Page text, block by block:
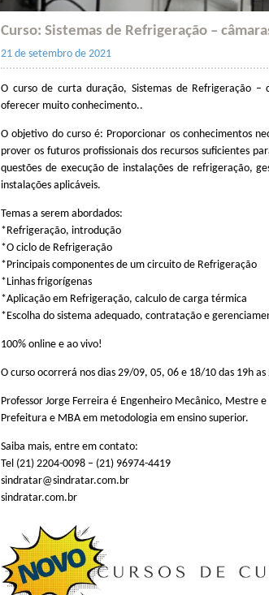
Curso: Sistemas de Refrigeração –
21 de setembro de 2021
O curso de curta duração, Sistemas de Refrigeração
oferecer muito conhecimento..
O objetivo do curso é: Proporcionar os conhecimentos
prover os futuros profissionais dos recursos suficientes
questões de execução de instalações de refrigeração,
instalações aplicáveis.
Temas a serem abordados:
*Refrigeração, introdução
*O ciclo de Refrigeração
*Principais componentes de um circuito de Refrigeração
*Linhas frigorígenas
*Aplicação em Refrigeração, calculo de carga térmica
*Escolha do sistema adequado, contratação e
100% online e ao vivo!
O curso ocorrerá nos dias 29/09, 05, 06 e 18/10 das 19h as
Professor Jorge Ferreira é Engenheiro Mecânico, Mestre
Prefeitura e MBA em metodologia em ensino superior.
Saiba mais, entre em contato:
Tel (21) 2204-0098 – (21) 96974-4419
sindratar@sindratar.com.br
sindratar.com.br